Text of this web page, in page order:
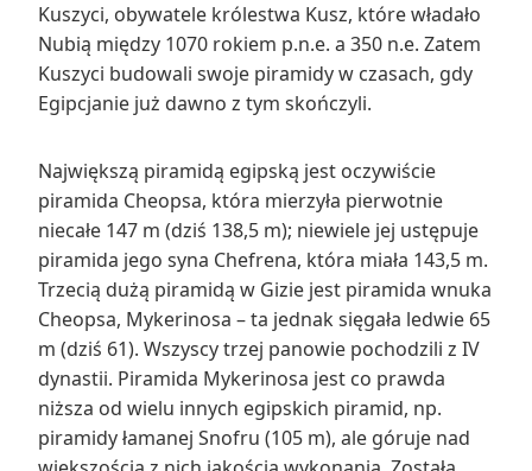
Kuszyci, obywatele królestwa Kusz, które władało
Nubią między 1070 rokiem p.n.e. a 350 n.e. Zatem
Kuszyci budowali swoje piramidy w czasach, gdy
Egipcjanie już dawno z tym skończyli.
Największą piramidą egipską jest oczywiście
piramida Cheopsa, która mierzyła pierwotnie
niecałe 147 m (dziś 138,5 m); niewiele jej ustępuje
piramida jego syna Chefrena, która miała 143,5 m.
Trzecią dużą piramidą w Gizie jest piramida wnuka
Cheopsa, Mykerinosa – ta jednak sięgała ledwie 65
m (dziś 61). Wszyscy trzej panowie pochodzili z IV
dynastii. Piramida Mykerinosa jest co prawda
niższa od wielu innych egipskich piramid, np.
piramidy łamanej Snofru (105 m), ale góruje nad